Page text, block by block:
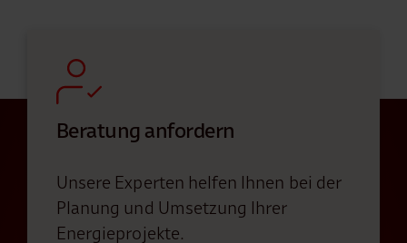
Beratung anfordern
Unsere Experten helfen Ihnen bei der
Planung und Umsetzung Ihrer
Energieprojekte.